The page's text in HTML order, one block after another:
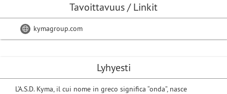
Lyhyesti
L’A.S.D. Kyma, il cui nome in greco significa “onda”, nasce
Tavoittavuus / Linkit
kymagroup.com